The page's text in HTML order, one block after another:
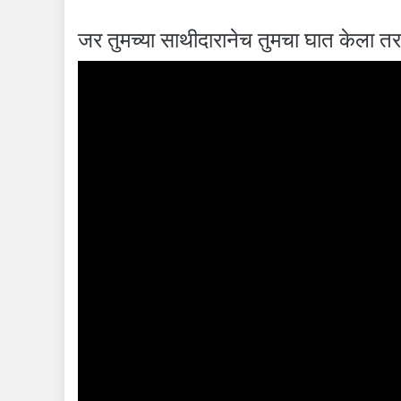
जर तुमच्या साथीदारानेच तुमचा घात केला